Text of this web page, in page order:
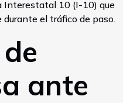
Interestatal 10 (I-10) que
el tráfico de paso.
ante